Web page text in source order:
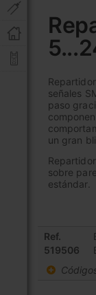
señales
paso
un gran
sobre
estándar.
Elementos
de
agrupados
Ref.
519506
comienzo
de
la
de
imágenes